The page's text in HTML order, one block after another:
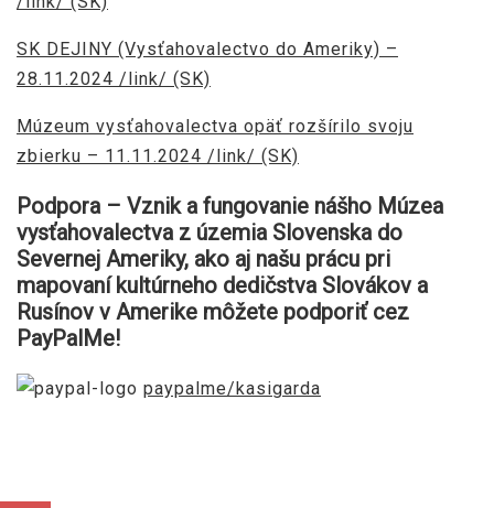
SK DEJINY (Vysťahovalectvo do Ameriky) –
28.11.2024 /link/ (SK)
Múzeum vysťahovalectva opäť rozšírilo svoju
zbierku – 11.11.2024 /link/ (SK)
Podpora – Vznik a fungovanie nášho Múzea
vysťahovalectva z územia Slovenska do
Severnej Ameriky, ako aj našu prácu pri
mapovaní kultúrneho dedičstva Slovákov a
Rusínov v Amerike môžete podporiť cez
PayPalMe!
paypalme/kasigarda